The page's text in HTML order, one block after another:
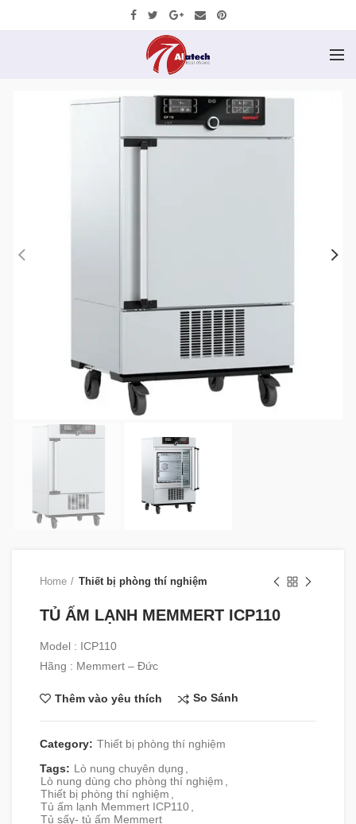
Home Thiết bị phòng thí nghiệm
TỦ ẤM LẠNH MEMMERT ICP110
Model : ICP110
Hãng : Memmert – Đức
Thêm vào yêu thích So Sánh
Category: Thiết bị phòng thí nghiệm
Tags: Lò nung chuyên dụng
Lò nung dùng cho phòng thí nghiệm
Thiết bị phòng thí nghiệm
Tủ ấm lạnh Memmert ICP110
Tủ sấy- tủ ấm Memmert